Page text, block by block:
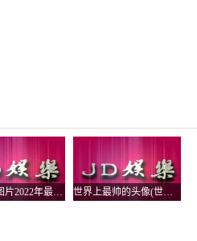
世界上最帅的头像(世界上最帅的头像图片)